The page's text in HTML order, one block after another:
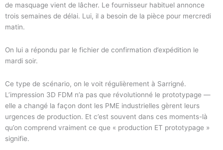
de masquage vient de lâcher. Le fournisseur habituel annonce
trois semaines de délai. Lui, il a besoin de la pièce pour mercredi
matin.
On lui a répondu par le fichier de confirmation d’expédition le
mardi soir.
Ce type de scénario, on le voit régulièrement à Sarrigné.
L’impression 3D FDM n’a pas que révolutionné le prototypage —
elle a changé la façon dont les PME industrielles gèrent leurs
urgences de production. Et c’est souvent dans ces moments-là
qu’on comprend vraiment ce que « production ET prototypage »
signifie.